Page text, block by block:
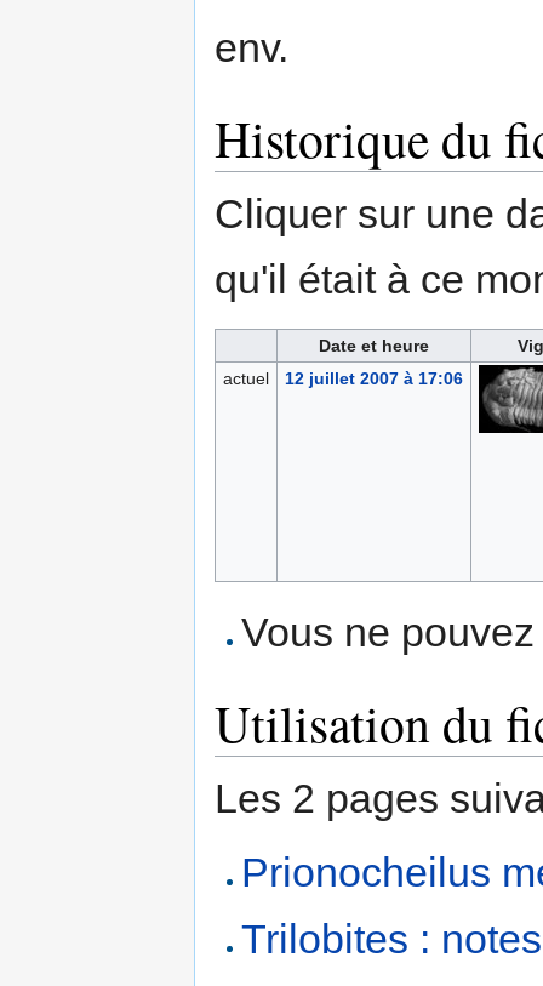
env.
Historique du
Cliquer sur une
qu'il était à ce
Date et heure
actuel
12 juillet 2007 à 17:06
Vous ne
Utilisation du
Les 2 pages
Prionocheilus
Trilobites :